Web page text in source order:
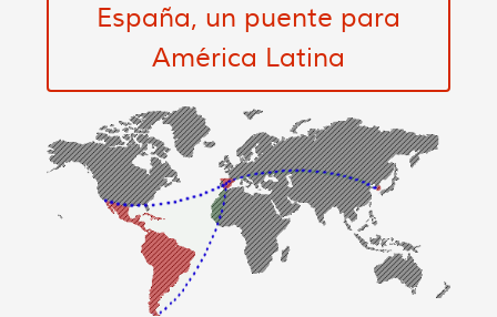
España, un puente para
América Latina